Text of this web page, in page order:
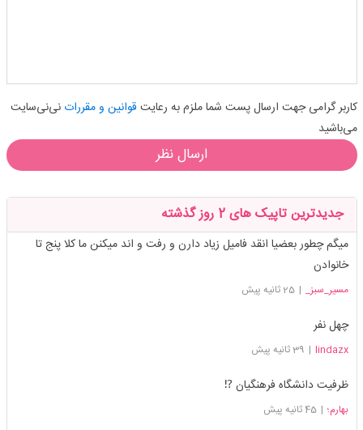
کاربر گرامی جهت ارسال پست شما ملزم به رعایت قوانین و مقرراتنی‌نی‌سایت
می‌باشید
ارسال نظر
جدیدترین تاپیک های 2 روز گذشته
میگم چطور بعضیا انقد فامیل زیاد دارن و رفت و اند میکنن ما کلا پنج تا
خانوادن
مسیر_سبز_ | 25 ثانیه پیش
چهل نفر
lindazx
| 39 ثانیه پیش
ظرفیت دانشگاه فرهنگیان ⁉️
بهارم؛ | 45 ثانیه پیش